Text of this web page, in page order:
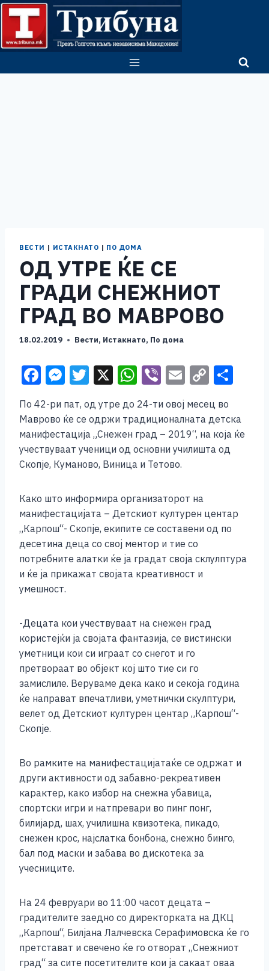
Skip
content
ВЕСТИ | ИСТАКНАТО | ПО ДОМА
ОД УТРЕ ЌЕ СЕ
ГРАДИ СНЕЖНИОТ
ГРАД ВО МАВРОВО
18.02.2019 Вести, Истакнато, По дома
F
a
c
e
b
o
o
k
M
ss
e
n
g
er
T
tt
er
X W
h
at
s
A
p
p
Vi
er
E
ai
l
C
p
y
Li
ar
e
По 42-ри пат, од утре до 24-ти овој месец во
Маврово ќе се одржи традиционалната детска
манифестација „Снежен град – 2019“, на која ќе
учествуваат ученици од основни училишта од
Скопје, Куманово, Виница и Тетово.
Како што информира организаторот на
манифестацијата – Детскиот културен центар
„Карпош“- Скопје, екипите се составени од по
десетина деца со свој ментор и тие со
потребните алатки ќе ја градат своја склулптура
и ќе ја прикажат својата креативност и
умешност.
-Децата кои учествуваат на снежен град
користејќи ја својата фантазија, се вистински
уметници кои си играат со снегот и го
претвораат во објект кој што тие си го
замислиле. Веруваме дека како и секоја година
ќе направат впечатливи, уметнички скулптури,
велет од Детскиот културен центар „Карпош“-
Скопје.
Во рамките на манифестацијатаќе се одржат и
други активности од забавно-рекреативен
карактер, како избор на снежна убавица,
спортски игри и натпревари во пинг понг,
билијард, шах, училишна квизотека, пикадо,
снежен крос, најслатка бонбона, снежно бинго,
бал под маски и забава во дискотека за
учесниците.
На 24 февруари во 11:00 часот децата –
градителите заедно со директорката на ДКЦ
„Карпош“, Билјана Лалчевска Серафимовска ќе го
претстават и свечено ќе го отворат „Снежниот
град“ за сите посетителите кои ја сакаат оваа